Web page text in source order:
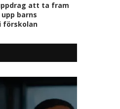
att ta fram
barns
förskolan